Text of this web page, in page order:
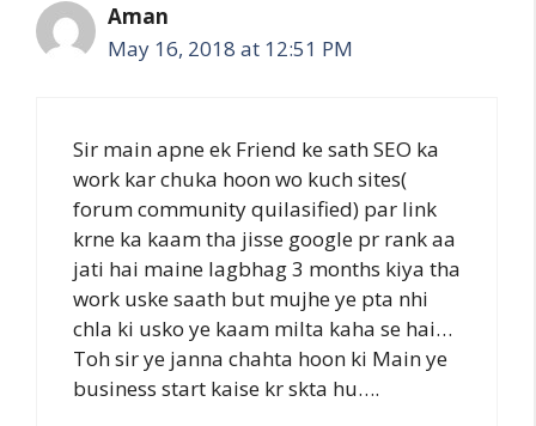
Aman
May 16, 2018 at 12:51 PM
Sir main apne ek Friend ke sath SEO ka
work kar chuka hoon wo kuch sites(
forum community quilasified) par link
krne ka kaam tha jisse google pr rank aa
jati hai maine lagbhag 3 months kiya tha
work uske saath but mujhe ye pta nhi
chla ki usko ye kaam milta kaha se hai…
Toh sir ye janna chahta hoon ki Main ye
business start kaise kr skta hu….